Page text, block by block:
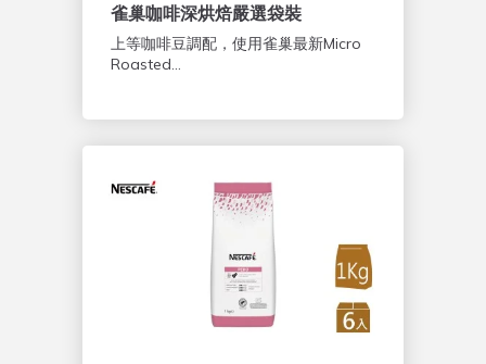
雀巢咖啡深烘焙嚴選袋裝
上等咖啡豆調配，使用雀巢最新Micro
Roasted...